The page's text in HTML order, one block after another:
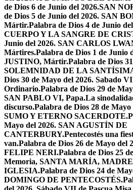
de Dios 6 de Junio del 2026.SAN
de Dios 5 de Junio del 2026. SAN
Mártir.Palabra de Dios 4 de Junio
CUERPO Y LA SANGRE DE
Junio del 2026. SAN CARLOS
Mártires.Palabra de Dios 1 de Junio
JUSTINO, Mártir.Palabra de Dios
SOLEMNIDAD DE LA
Dios 30 de Mayo del 2026. Sabado
Ordinario.Palabra de Dios 29 de
SAN PABLO VI, Papa.La
discurso.Palabra de Dios 28 de
SUMO Y ETERNO SACERDOTE.
Mayo del 2026. SAN AGUSTÍN DE
CANTERBURY.Pentecostés una
van.Palabra de Dios 26 de Mayo del
FELIPE NERI.Palabra de Dios 25
Memoria, SANTA MARÍA,
IGLESIA.Palabra de Dios 24 de
DOMINGO DE PENTECOSTÉS.